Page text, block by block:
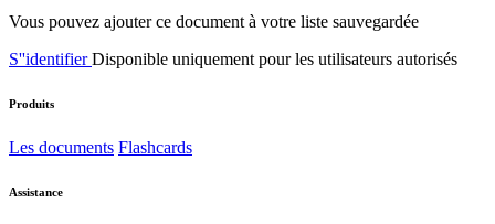
Vous pouvez ajouter ce document à votre liste sauvegardée
S''identifierDisponible uniquement pour les utilisateurs autorisés
Produits
Les documents Flashcards
Assistance